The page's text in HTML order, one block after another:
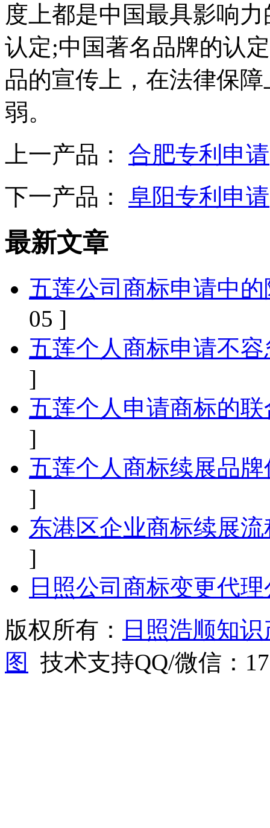
度上都是中国最具影响
认定;中国著名品牌的认
品的宣传上，在法律保
弱。
上一产品： 合肥专利申请
下一产品： 阜阳专利申请
最新文章
五莲公司商标申请中
05 ]
五莲个人商标申请不
]
五莲个人申请商标的
]
五莲个人商标续展品
]
东港区企业商标续展
]
日照公司商标变更代
版权所有：
日照浩顺知
图
技术支持QQ/微信：